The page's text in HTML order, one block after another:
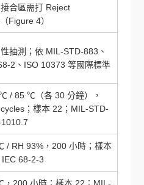
合區需打 Reject
Figure 4）
抽測；依 MIL-STD-883、
2、ISO 10373 等國際標準
/ 85 ℃（各 30 分鐘），
；樣本 22；MIL-STD-
/ RH 93%，200 小時；樣本
IEC 68-2-3